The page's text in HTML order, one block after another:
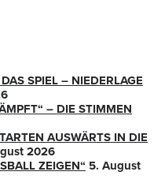
SPIEL – NIEDERLAGE
– DIE STIMMEN
AUSWÄRTS IN DIE
2026
ZEIGEN“
5. August